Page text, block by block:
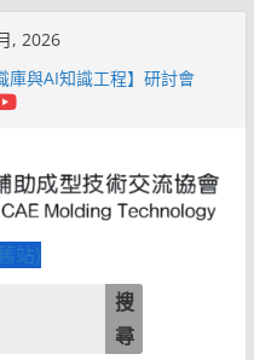
, 2026
庫與AI知識工程】研討會
量產】模具估報價：貫穿
模塑智造平台」主題館
質穩定生產】研討會
站)
搜
尋